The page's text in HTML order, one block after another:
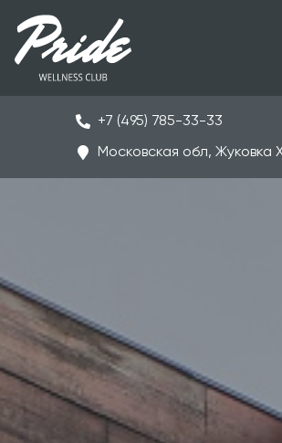
+7 (495) 785-33-33
Московская обл, Жуковка